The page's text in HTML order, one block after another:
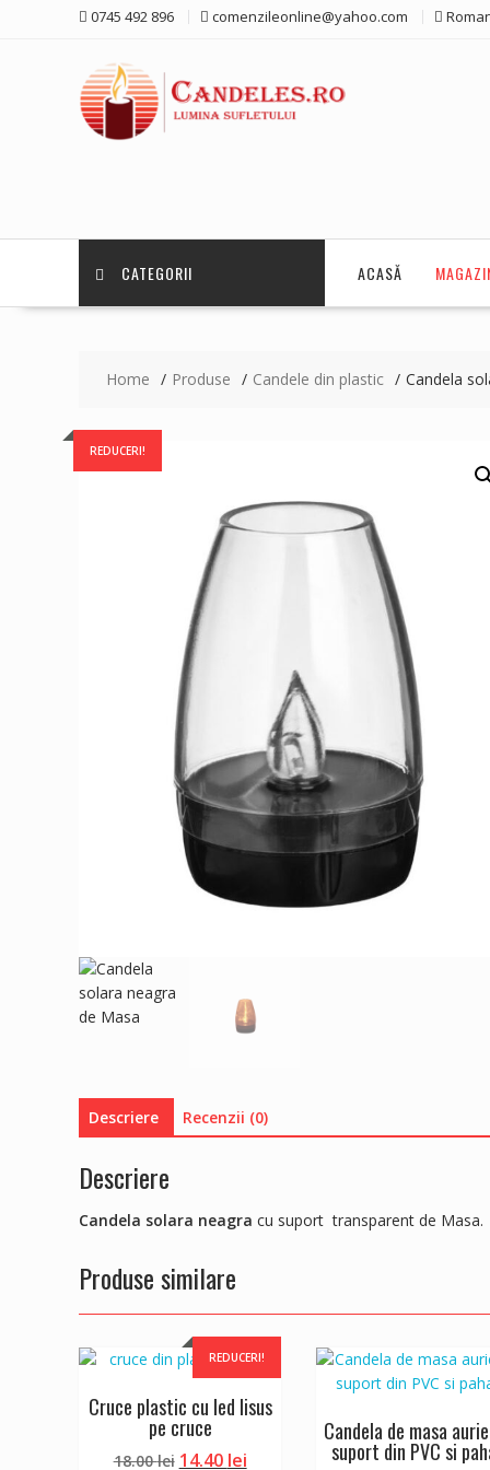
0745 492 896 comenzileonline@yahoo.com
CATEGORII ACASĂ
Home Produse Candele din plastic Candela
REDUCERI!
Descriere Recenzii (0)
Descriere
Candela solara neagra cu suport transparent de Masa.
Produse similare
REDUCERI!
Cruce plastic cu led Iisus
pe cruce
18.00lei Prețul
14.40 leiPrețul
Candela de masa
suport din PVC si